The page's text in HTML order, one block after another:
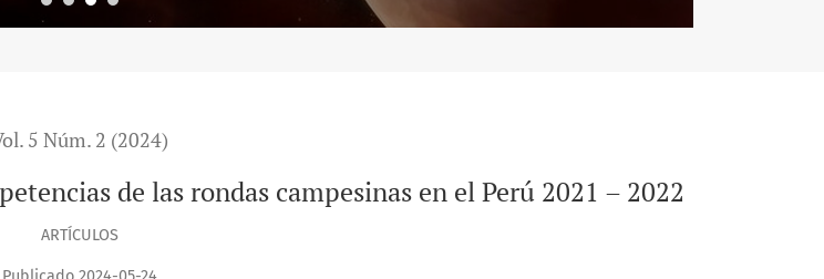
5 Núm. 2 (2024)
de las rondas campesinas en el Perú 2021 – 2022
ARTÍCULOS